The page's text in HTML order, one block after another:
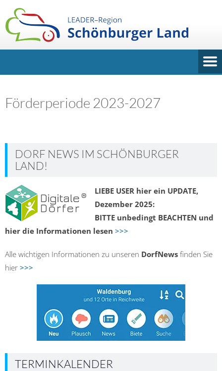
Förderperiode 2023-2027
DORF NEWS IM SCHÖNBURGER
LAND!
LIEBE USER hier ein UPDATE,
Dezember 2025:
BITTE unbedingt BEACHTEN und
hier die Informationen lesen >>>
Alle wichtigen Informationen zu unseren DorfNews finden Sie
hier >>>
TERMINKALENDER